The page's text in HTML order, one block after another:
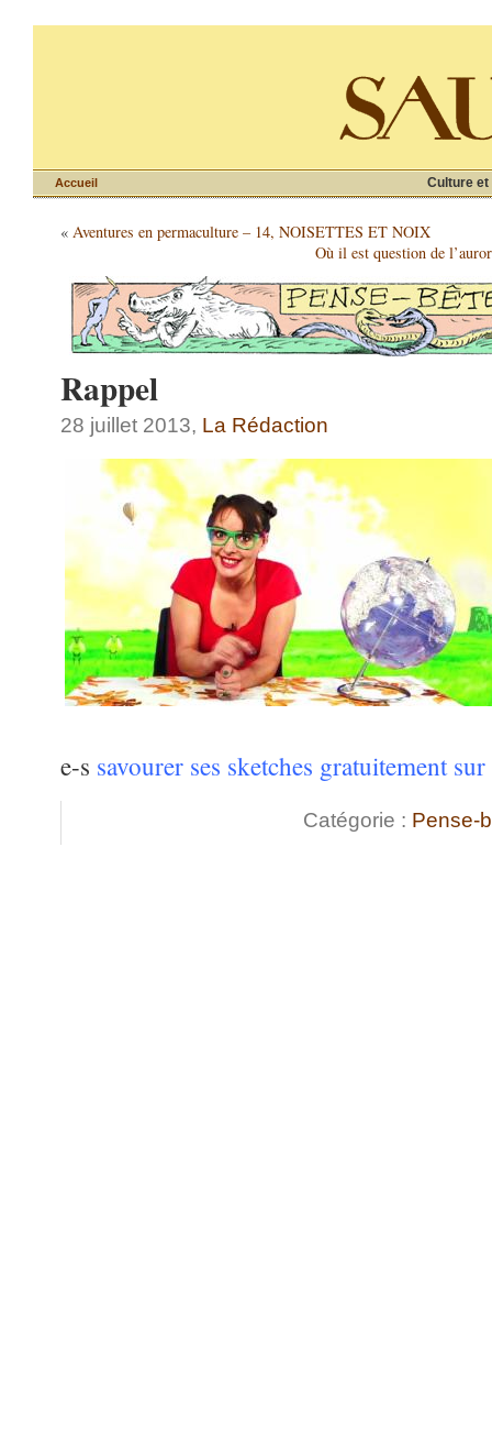
Culture et
Accueil
« Aventures en permaculture – 14, NOISETTES ET NOIX
Où il est question de
Rappel
28 juillet 2013, La Rédaction
e-s savourer ses sketches gratuitement
Catégorie : Pense-